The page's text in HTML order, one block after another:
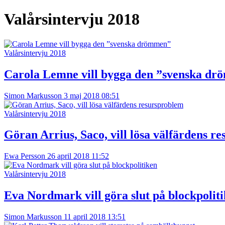
Valårsintervju 2018
Valårsintervju 2018
Carola Lemne vill bygga den ”svenska
Simon Markusson 3 maj 2018 08:51
Valårsintervju 2018
Göran Arrius, Saco, vill lösa välfärdens
Ewa Persson 26 april 2018 11:52
Valårsintervju 2018
Eva Nordmark vill göra slut på
Simon Markusson 11 april 2018 13:51